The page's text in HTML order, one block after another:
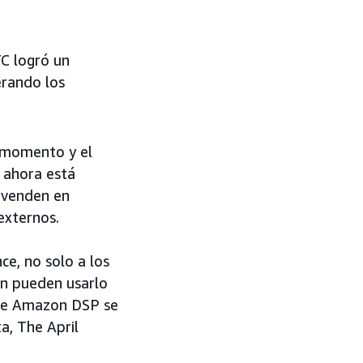
logró un
los
y el
está
en
no solo a los
pueden usarlo
Amazon DSP se
The April